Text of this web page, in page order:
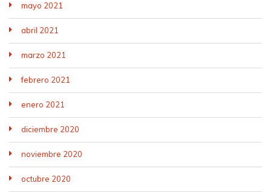
mayo 2021
abril 2021
marzo 2021
febrero 2021
enero 2021
diciembre 2020
noviembre 2020
octubre 2020